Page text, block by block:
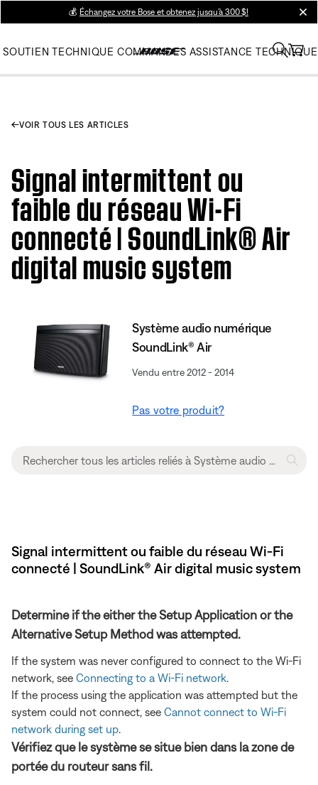
💰 Échangez votre Bose et obtenez jusqu’à 300 $!
SOUTIEN TECHNIQUE COMMANDES ASSISTANCE TECHNIQUE
VOIR TOUS LES ARTICLES
Signal intermittent ou
faible du réseau Wi-Fi
connecté | SoundLink® Air
digital music system
Système audio numérique
SoundLink® Air
Vendu entre 2012 - 2014
Pas votre produit?
Signal intermittent ou faible du réseau Wi-Fi
connecté | SoundLink® Air digital music system
Determine if the either the Setup Application or the
Alternative Setup Method was attempted.
If the system was never configured to connect to the Wi-Fi
network, see Connecting to a Wi-Fi network
If the process using the application was attempted but the
system could not connect, see Cannot connect to Wi-Fi
network during set up
Vérifiez que le système se situe bien dans la zone de
portée du routeur sans fil.